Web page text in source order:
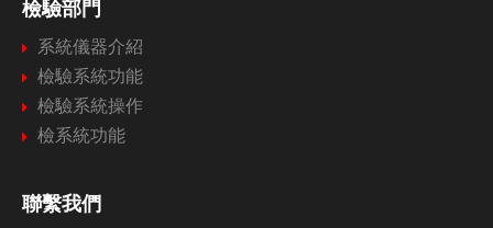
檢驗部門
系統儀器介紹
檢驗系統功能
檢驗系統操作
檢系統功能
聯繫我們